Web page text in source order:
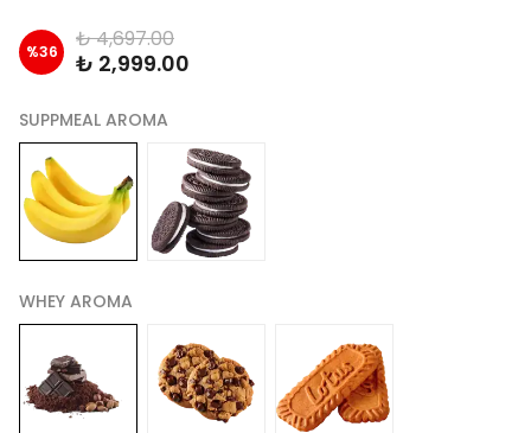
%36 ₺ 4,697.00
₺ 2,999.00
SUPPMEAL AROMA
WHEY AROMA